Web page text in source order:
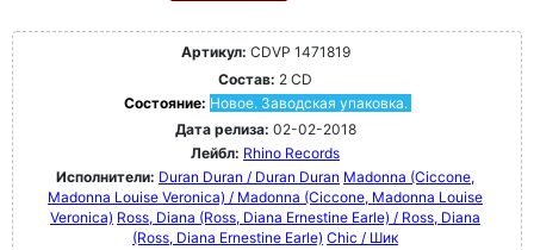
Артикул: CDVP 1471819
Состав: 2 CD
Состояние: Новое. Заводская упаковка.
Дата релиза: 02-02-2018
Лейбл: Rhino Records
Исполнители: Duran Duran / Duran Duran Madonna (Ciccone,
Madonna Louise Veronica) / Madonna (Ciccone, Madonna Louise
Veronica) Ross, Diana (Ross, Diana Ernestine Earle) / Ross, Diana
(Ross, Diana Ernestine Earle) Chic / Шик